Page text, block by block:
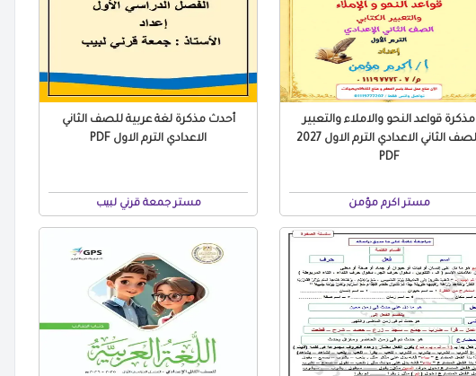
مذكرة قواعد النحو والاملاء والتعبير
للصف الثاني الاعدادي الترم الاول 2027
PDF
مستر اكرم مؤمن
أحدث مذكرة لغة عربية للصف الثاني
الاعدادي الترم الاول PDF
مستر جمعة قرني لبيب